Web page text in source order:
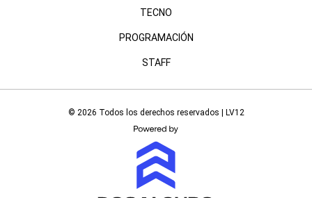
TECNO
PROGRAMACIÓN
STAFF
© 2026 Todos los derechos reservados | LV12